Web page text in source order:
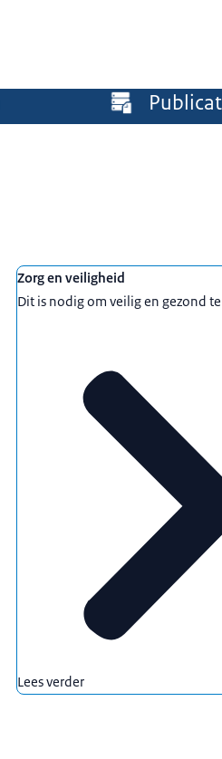
Zorg en veiligheid
Dit is nodig om veilig en gezond
Lees verder